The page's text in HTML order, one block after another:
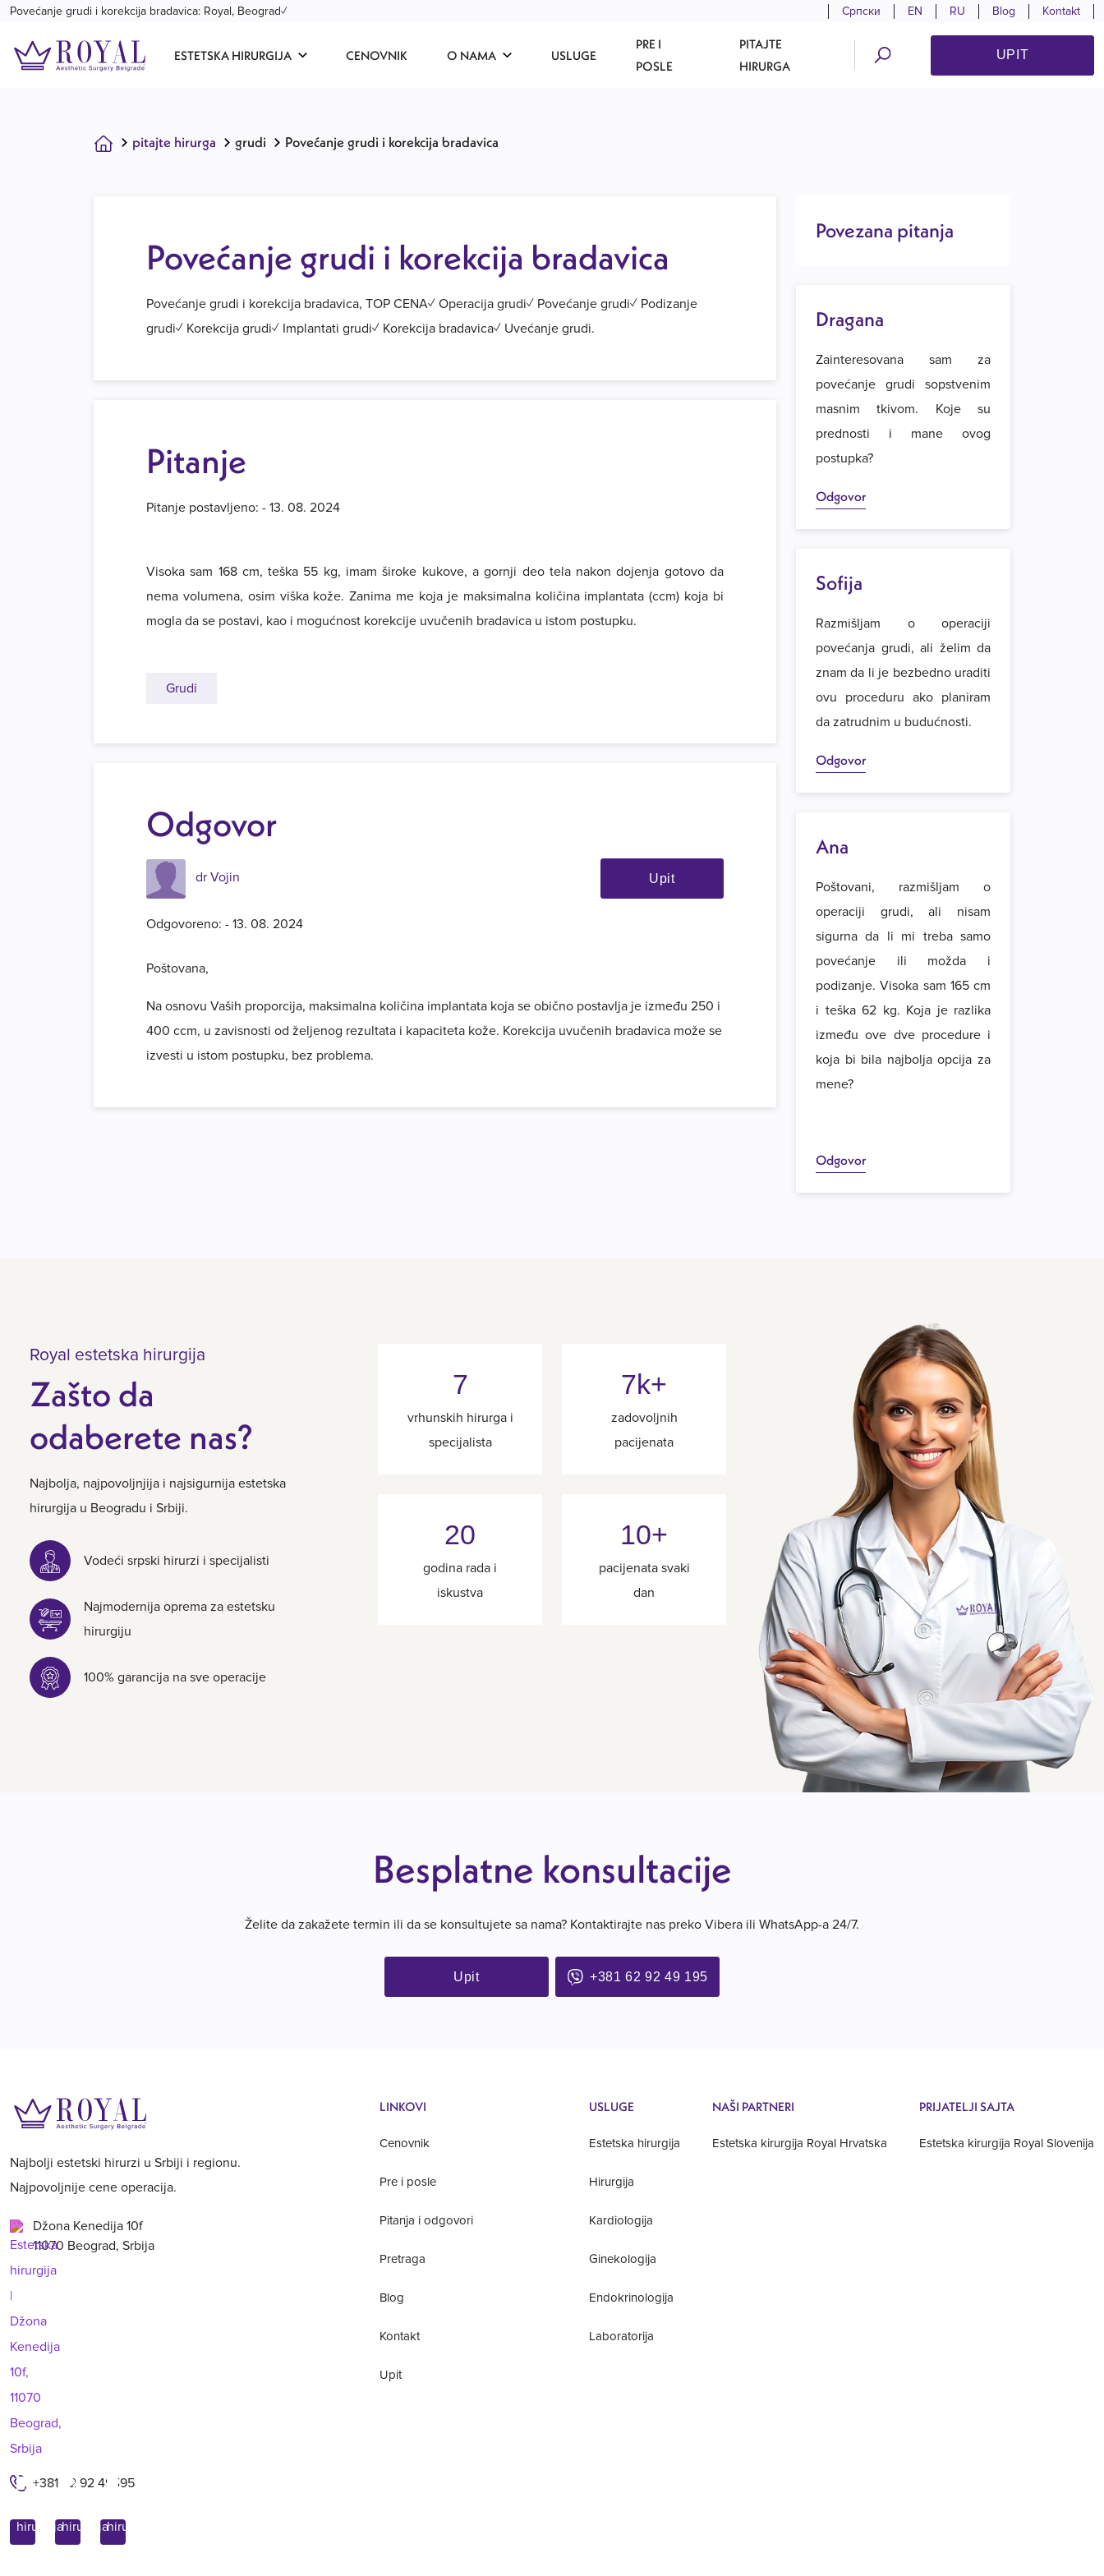
Povećanje grudi i korekcija bradavica: Royal, Beograd✓ Српски EN RU Blog Kontakt
ESTETSKA HIRURGIJA CENOVNIK O NAMA USLUGE
PRE I
POSLE
PITAJTE
HIRURGA
UPIT
pitajte hirurga grudi Povećanje grudi i korekcija bradavica
Povećanje grudi i korekcija bradavica
Povećanje grudi i korekcija bradavica, TOP CENA✓ Operacija grudi✓ Povećanje grudi✓ Podizanje
grudi✓ Korekcija grudi✓ Implantati grudi✓ Korekcija bradavica✓ Uvećanje grudi.
Pitanje
Pitanje postavljeno: - 13. 08. 2024
Visoka sam 168 cm, teška 55 kg, imam široke kukove, a gornji deo tela nakon dojenja gotovo da
nema volumena, osim viška kože. Zanima me koja je maksimalna količina implantata (ccm) koja bi
mogla da se postavi, kao i mogućnost korekcije uvučenih bradavica u istom postupku.
Grudi
Odgovor
dr Vojin Upit
Odgovoreno: - 13. 08. 2024
Poštovana,
Na osnovu Vaših proporcija, maksimalna količina implantata koja se obično postavlja je između 250 i
400 ccm, u zavisnosti od željenog rezultata i kapaciteta kože. Korekcija uvučenih bradavica može se
izvesti u istom postupku, bez problema.
Povezana pitanja
Dragana
Zainteresovana sam za
povećanje grudi sopstvenim
masnim tkivom. Koje su
prednosti i mane ovog
postupka?
Odgovor
Sofija
Razmišljam o operaciji
povećanja grudi, ali želim da
znam da li je bezbedno uraditi
ovu proceduru ako planiram
da zatrudnim u budućnosti.
Odgovor
Ana
Poštovani, razmišljam o
operaciji grudi, ali nisam
sigurna da li mi treba samo
povećanje ili možda i
podizanje. Visoka sam 165 cm
i teška 62 kg. Koja je razlika
između ove dve procedure i
koja bi bila najbolja opcija za
mene?
Odgovor
Royal estetska hirurgija
Zašto da
odaberete nas?
Najbolja, najpovoljnjija i najsigurnija estetska
hirurgija u Beogradu i Srbiji.
Vodeći srpski hirurzi i specijalisti
Najmodernija oprema za estetsku
hirurgiju
100% garancija na sve operacije
7
vrhunskih hirurga i
specijalista
7k+
zadovoljnih
pacijenata
20
godina rada i
iskustva
10+
pacijenata svaki
dan
Besplatne konsultacije
Želite da zakažete termin ili da se konsultujete sa nama? Kontaktirajte nas preko Vibera ili WhatsApp-a 24/7.
Upit +381 62 92 49 195
Najbolji estetski hirurzi u Srbiji i regionu.
Najpovoljnije cene operacija.
Džona Kenedija 10f
11070 Beograd, Srbija
+381 62 92 49 195
LINKOVI
Cenovnik
Pre i posle
Pitanja i odgovori
Pretraga
Blog
Kontakt
Upit
USLUGE
Estetska hirurgija
Hirurgija
Kardiologija
Ginekologija
Endokrinologija
Laboratorija
NAŠI PARTNERI
Estetska kirurgija Royal Hrvatska
PRIJATELJI SAJTA
Estetska kirurgija Royal Slovenija